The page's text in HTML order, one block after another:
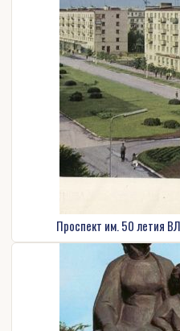
Проспект им. 50 летия